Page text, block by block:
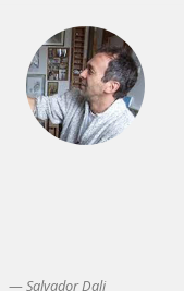
Salvador Dali